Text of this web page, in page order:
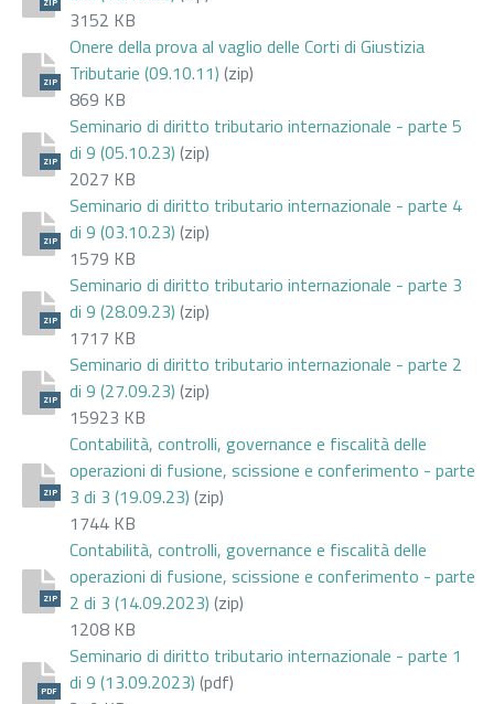
3152 KB
ZIP
Onere della prova al vaglio delle Corti di Giustizia
Tributarie (09.10.11) (zip)
869 KB
ZIP
Seminario di diritto tributario internazionale - parte 5
di 9 (05.10.23) (zip)
2027 KB
ZIP
Seminario di diritto tributario internazionale - parte 4
di 9 (03.10.23) (zip)
1579 KB
ZIP
Seminario di diritto tributario internazionale - parte 3
di 9 (28.09.23) (zip)
1717 KB
ZIP
Seminario di diritto tributario internazionale - parte 2
di 9 (27.09.23) (zip)
15923 KB
ZIP
Contabilità, controlli, governance e fiscalità delle
operazioni di fusione, scissione e conferimento - parte
3 di 3 (19.09.23) (zip)
1744 KB
ZIP
Contabilità, controlli, governance e fiscalità delle
operazioni di fusione, scissione e conferimento - parte
2 di 3 (14.09.2023) (zip)
1208 KB
PDF
Seminario di diritto tributario internazionale - parte 1
di 9 (13.09.2023) (pdf)